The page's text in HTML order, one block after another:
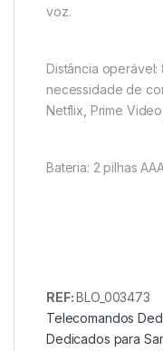
voz.
Distância operável:
necessidade de
Netflix, Prime
Bateria: 2 pilhas
REF:BLO_003473
Telecomandos
Dedicados para